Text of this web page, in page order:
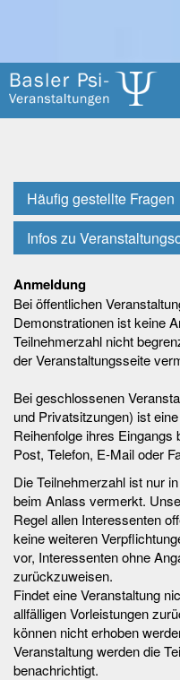
Häufig gestellte Fragen
Infos zu
Anmeldung
Bei öffentlichen
Demonstrationen ist keine
Teilnehmerzahl nicht
der Veranstaltungsseite
Bei geschlossenen
und Privatsitzungen) ist
Reihenfolge ihres
Post, Telefon, E-Mail oder
Die Teilnehmerzahl ist nur
beim Anlass vermerkt.
Regel allen Interessenten
keine weiteren
vor, Interessenten ohne
zurückzuweisen.
Findet eine Veranstaltung
allfälligen Vorleistungen
können nicht erhoben
Veranstaltung werden die
benachrichtigt.